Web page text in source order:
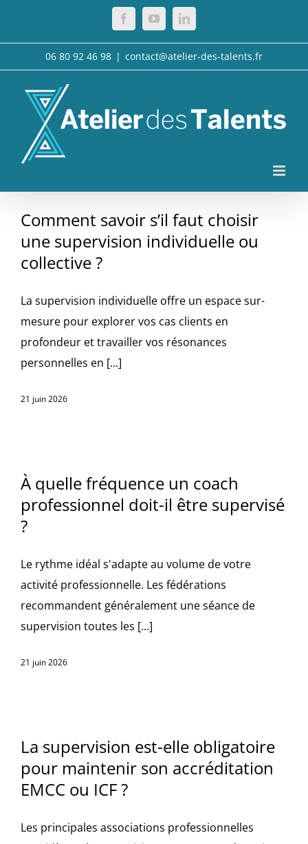
FacebookYouTubeLinkedIn
06 80 92 46 98 | contact@atelier-des-talents.fr
Comment savoir s’il faut choisir
une supervision individuelle ou
collective ?
La supervision individuelle offre un espace sur-
mesure pour explorer vos cas clients en
profondeur et travailler vos résonances
personnelles en [...]
21 juin 2026
À quelle fréquence un coach
professionnel doit-il être supervisé
?
Le rythme idéal s'adapte au volume de votre
activité professionnelle. Les fédérations
recommandent généralement une séance de
supervision toutes les [...]
21 juin 2026
La supervision est-elle obligatoire
pour maintenir son accréditation
EMCC ou ICF ?
Les principales associations professionnelles